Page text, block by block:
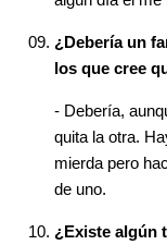
¿Debería un
los que cree
- Debería,
quita la otra.
mierda pero
de uno.
¿Existe algún